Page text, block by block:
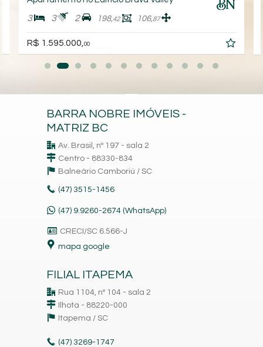
3 3 2 198,42 106,87
R$ 1.595.000,00
BARRA NOBRE IMÓVEIS -
MATRIZ BC
Av. Brasil, nº 197 - sala 2
Centro - 88330-834
Balneário Camboriú / SC
(47) 3515-1456
(47) 9.9260-2674 (WhatsApp)
CRECI/SC 6.566-J
mapa google
FILIAL ITAPEMA
Rua 1104, nº 104 - sala 2
Ilhota - 88220-000
Itapema / SC
(47) 3269-1747